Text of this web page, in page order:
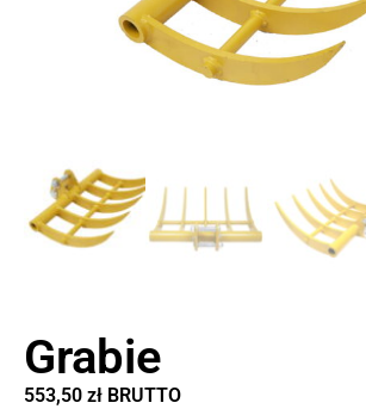
Grabie
553,50 zł BRUTTO